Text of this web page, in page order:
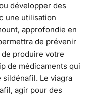
développer des
une utilisation
approfondie en
de prévenir
produire votre
de médicaments qui
Le viagra
agir pour des